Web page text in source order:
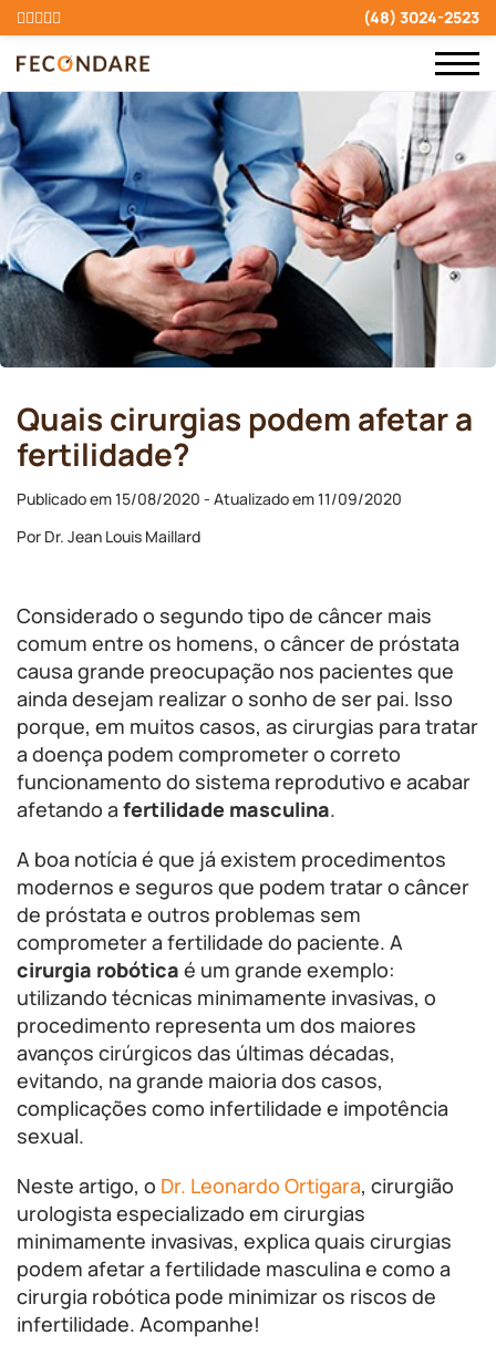
(48) 3024-2523
Quais cirurgias podem afetar a
fertilidade?
Publicado em 15/08/2020 - Atualizado em 11/09/2020
Por Dr. Jean Louis Maillard
Considerado o segundo tipo de câncer mais
comum entre os homens, o câncer de próstata
causa grande preocupação nos pacientes que
ainda desejam realizar o sonho de ser pai. Isso
porque, em muitos casos, as cirurgias para tratar
a doença podem comprometer o correto
funcionamento do sistema reprodutivo e acabar
afetando a fertilidade masculina.
A boa notícia é que já existem procedimentos
modernos e seguros que podem tratar o câncer
de próstata e outros problemas sem
comprometer a fertilidade do paciente. A
cirurgia robótica é um grande exemplo:
utilizando técnicas minimamente invasivas, o
procedimento representa um dos maiores
avanços cirúrgicos das últimas décadas,
evitando, na grande maioria dos casos,
complicações como infertilidade e impotência
sexual.
Neste artigo, o Dr. Leonardo Ortigara, cirurgião
urologista especializado em cirurgias
minimamente invasivas, explica quais cirurgias
podem afetar a fertilidade masculina e como a
cirurgia robótica pode minimizar os riscos de
infertilidade. Acompanhe!